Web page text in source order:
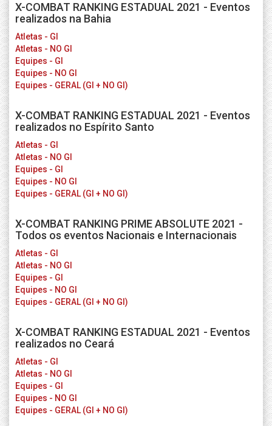
X-COMBAT RANKING ESTADUAL 2021 - Eventos
realizados na Bahia
Atletas - GI
Atletas - NO GI
Equipes - GI
Equipes - NO GI
Equipes - GERAL (GI + NO GI)
X-COMBAT RANKING ESTADUAL 2021 - Eventos
realizados no Espírito Santo
Atletas - GI
Atletas - NO GI
Equipes - GI
Equipes - NO GI
Equipes - GERAL (GI + NO GI)
X-COMBAT RANKING PRIME ABSOLUTE 2021 -
Todos os eventos Nacionais e Internacionais
Atletas - GI
Atletas - NO GI
Equipes - GI
Equipes - NO GI
Equipes - GERAL (GI + NO GI)
X-COMBAT RANKING ESTADUAL 2021 - Eventos
realizados no Ceará
Atletas - GI
Atletas - NO GI
Equipes - GI
Equipes - NO GI
Equipes - GERAL (GI + NO GI)